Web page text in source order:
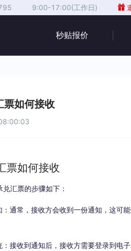
9:00-17:00(工作日)
秒贴报价
票如何接收
票如何接收
汇票的步骤如下：
常，接收方会收到一份通知，这可能
收到通知后，接收方需要登录到电子